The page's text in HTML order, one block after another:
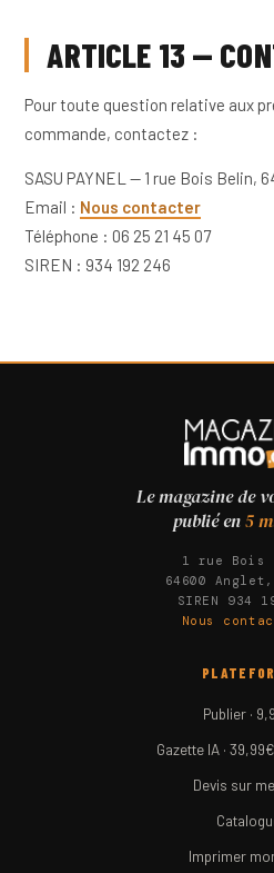
ARTICLE 13 —
Pour toute question relative aux
commande, contactez :
SASU PAYNEL — 1 rue Bois Belin,
Email : Nous contacter
Téléphone : 06 25 21 45 07
SIREN : 934 192 246
Le magazine de
publié en5
1 rue Bois
64600
SIREN 934
Nous
Publier ·
Gazette IA · 39,99€
Devis sur
Imprimer